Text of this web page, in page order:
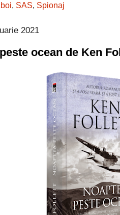
, SAS, Spionaj
2021
ocean de Ken